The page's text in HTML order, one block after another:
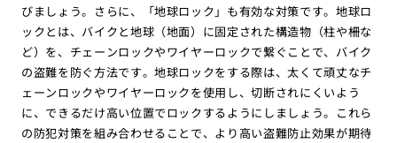
びましょう。さらに、「地球ロック」も有効な対策です。地球ロ
ックとは、バイクと地球（地面）に固定された構造物（柱や柵な
ど）を、チェーンロックやワイヤーロックで繋ぐことで、バイク
の盗難を防ぐ方法です。地球ロックをする際は、太くて頑丈なチ
ェーンロックやワイヤーロックを使用し、切断されにくいよう
に、できるだけ高い位置でロックするようにしましょう。これら
の防犯対策を組み合わせることで、より高い盗難防止効果が期待